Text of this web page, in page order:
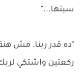
سبتها..."
"ده قدر ربنا. مش
ركعتين واشتكي